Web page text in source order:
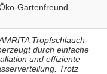
Gartenfreund
Tropfschlauch-
durch einfache
und effiziente
Trotz